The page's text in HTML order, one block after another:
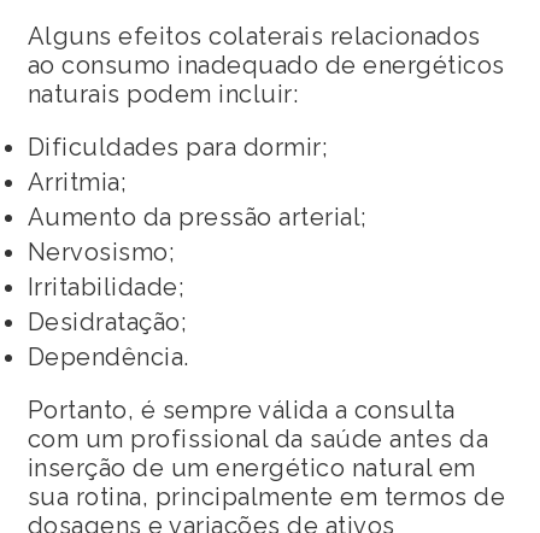
Alguns efeitos colaterais relacionados
ao consumo inadequado de energéticos
naturais podem incluir:
Dificuldades para dormir;
Arritmia;
Aumento da pressão arterial;
Nervosismo;
Irritabilidade;
Desidratação;
Dependência.
Portanto, é sempre válida a consulta
com um profissional da saúde antes da
inserção de um energético natural em
sua rotina, principalmente em termos de
dosagens e variações de ativos